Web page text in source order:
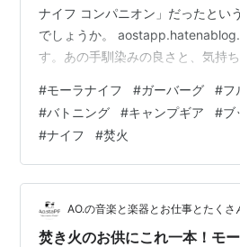
ナイフ コンパニオン」だったとい
でしょうか。
す。あの手馴染みの良さと、気持
ック作りなら、コンパニオンで十
されている。そう思っていました
太い広葉樹の薪を眺めているとき
があるんです。 「これ、力任せに
ないか？」 そんな、道具の「物理
めたキャン…
#モーラナイフ #ガーバーグ #フ
#バトニング #キャンプギア #ブ
#ナイフ #焚火
AO.の音楽と楽器とお仕事とたくさ
焚き火のお供にこれ一本！モ